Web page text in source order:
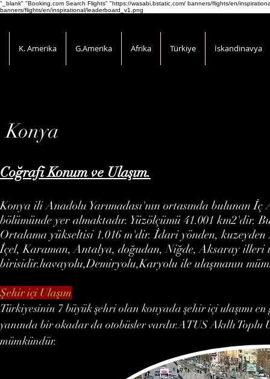
"_blank" "Booking.com Search Flights" "https://wasabi.bstatic.com/ banners/flights/en/
banners/flights/en/inspirational/leaderboard_v1.png
K. Amerika G.Amerika Afrika Türkiye İskandinavya
Konya
Coğrafi Konum ve Ulaşım.
Konya ili Anadolu Yarımadası'nın ortasında bulunan
bölümünde yer almaktadır. Yüzölçümü 41.001 km2'dir.
Ortalama yükseltisi 1.016 m'dir. İdari yönden,
İçel, Karaman, Antalya, doğudan, Niğde, Aksaray illeri
birisidir.havayolu,Demiryolu,Karyolu ile ulaşmanın
Şehir içi Ulaşım
Türkiyesinin 7 büyük şehri olan konyada şehir içi ulaşımı
yanında bir okadar da otobüsler vardır.ATUS Akıllı Toplu
mümkündür.